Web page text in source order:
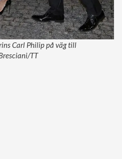
Carl Philip på väg till
TT